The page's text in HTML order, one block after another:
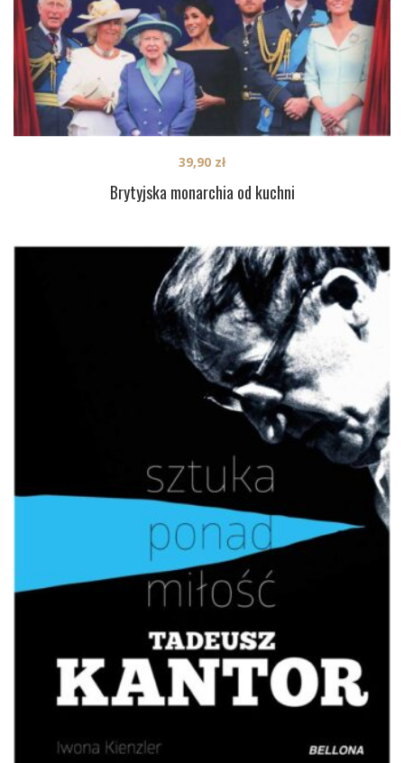
Brytyjska monarchia od kuchni
39,90 zł